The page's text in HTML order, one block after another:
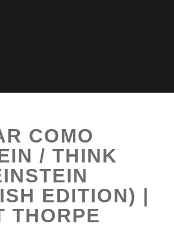
COMO
/ THINK
EDITION) |
THORPE